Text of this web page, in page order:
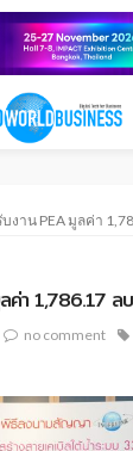
บงาน PEA มูลค่า
ค่า 1,786.17 ล
no comment